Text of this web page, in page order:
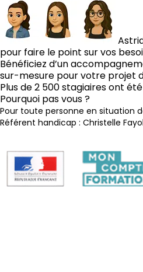
pour faire le point sur vos
Bénéficiez d’un
sur-mesure pour votre projet
Plus de 2 500 stagiaires ont
Pourquoi pas vous ?
Pour toute personne en situation
Référent handicap : Christelle